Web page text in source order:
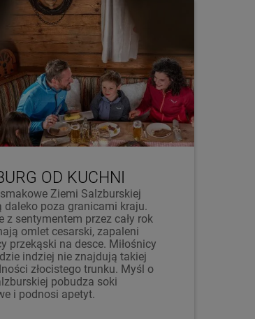
OD KUCHNI
Ziemi Salzburskiej
daleko poza granicami kraju.
z sentymentem przez cały rok
omlet cesarski, zapaleni
przekąski na desce. Miłośnicy
indziej nie znajdują takiej
złocistego trunku. Myśl o
pobudza soki
i podnosi apetyt.